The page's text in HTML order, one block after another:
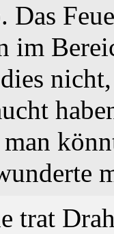
Das
im
trat